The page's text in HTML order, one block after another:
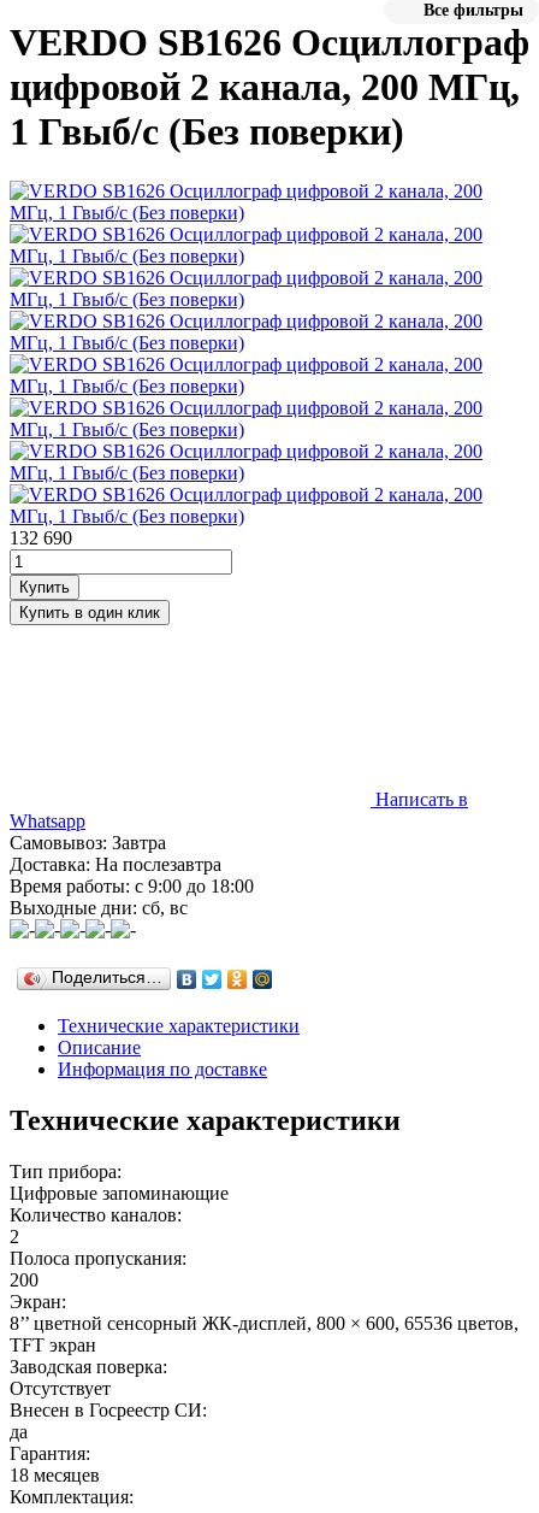
Все фильтры
VERDO SB1626 Осциллограф
цифровой 2 канала, 200 МГц,
1 Гвыб/с (Без поверки)
132 690
Написать в
Whatsapp
Самовывоз: Завтра
Доставка: На послезавтра
Время работы: с 9:00 до 18:00
Выходные дни: сб, вс
Поделиться…
Технические характеристики
Описание
Информация по доставке
Технические характеристики
Тип прибора:
Цифровые запоминающие
Количество каналов:
2
Полоса пропускания:
200
Экран:
8’’ цветной сенсорный ЖК-дисплей, 800 × 600, 65536 цветов,
TFT экран
Заводская поверка:
Отсутствует
Внесен в Госреестр СИ:
да
Гарантия:
18 месяцев
Комплектация: